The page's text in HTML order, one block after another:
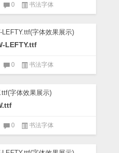
0 书法字体
LEFTY.ttf
0 书法字体
0 书法字体